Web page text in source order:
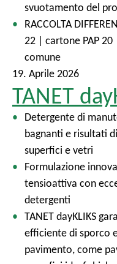
svuotamento del
RACCOLTA
22 | cartone PAP
comune
19. Aprile 2026
TANET
Detergente di
bagnanti e risultati
superfici e vetri
Formulazione
tensioattiva con
detergenti
TANET dayKLIKS
efficiente di sporco
pavimento, come